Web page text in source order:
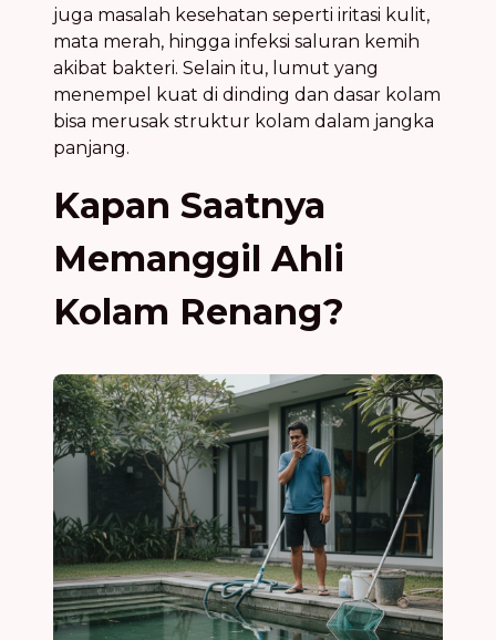
juga masalah kesehatan seperti iritasi kulit,
mata merah, hingga infeksi saluran kemih
akibat bakteri. Selain itu, lumut yang
menempel kuat di dinding dan dasar kolam
bisa merusak struktur kolam dalam jangka
panjang.
Kapan Saatnya
Memanggil Ahli
Kolam Renang?